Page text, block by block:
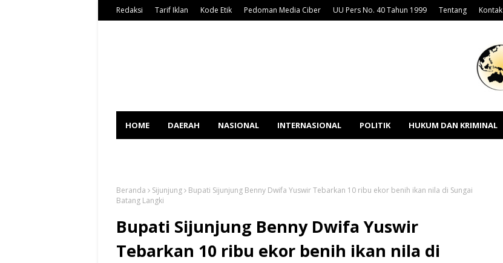
Redaksi Tarif Iklan Kode Etik Pedoman Media Ciber UU Pers No. 40 Tahun 1999 Tentang Kontak
HOME DAERAH NASIONAL INTERNASIONAL POLITIK HUKUM DAN KRIMINAL
Beranda Sijunjung
Bupati Sijunjung Benny Dwifa Yuswir Tebarkan 10 ribu ekor benih ikan nila di Sungai
Batang Langki
Bupati Sijunjung Benny Dwifa Yuswir
Tebarkan 10 ribu ekor benih ikan nila di